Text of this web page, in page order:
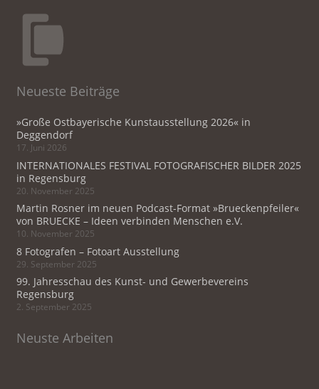
Neueste Beiträge
»Große Ostbayerische Kunstausstellung 2026« in
Deggendorf
17. Juni 2026
INTERNATIONALES FESTIVAL FOTOGRAFISCHER BILDER 2025
in Regensburg
20. November 2025
Martin Rosner im neuen Podcast-Format »Brueckenpfeiler«
von BRUECKE – Ideen verbinden Menschen e.V.
10. November 2025
8 Fotografen – Fotoart Ausstellung
29. September 2025
99. Jahresschau des Kunst- und Gewerbevereins
Regensburg
2. September 2025
Neuste Arbeiten